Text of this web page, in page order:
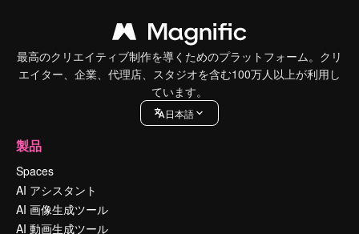
最高のクリエイティブ制作を導くためのプラットフォーム。クリ
エイター、企業、代理店、スタジオを含む100万人以上が利用し
ています。
日本語
製品
Spaces
AI アシスタント
AI 画像生成ツール
AI 動画生成ツール